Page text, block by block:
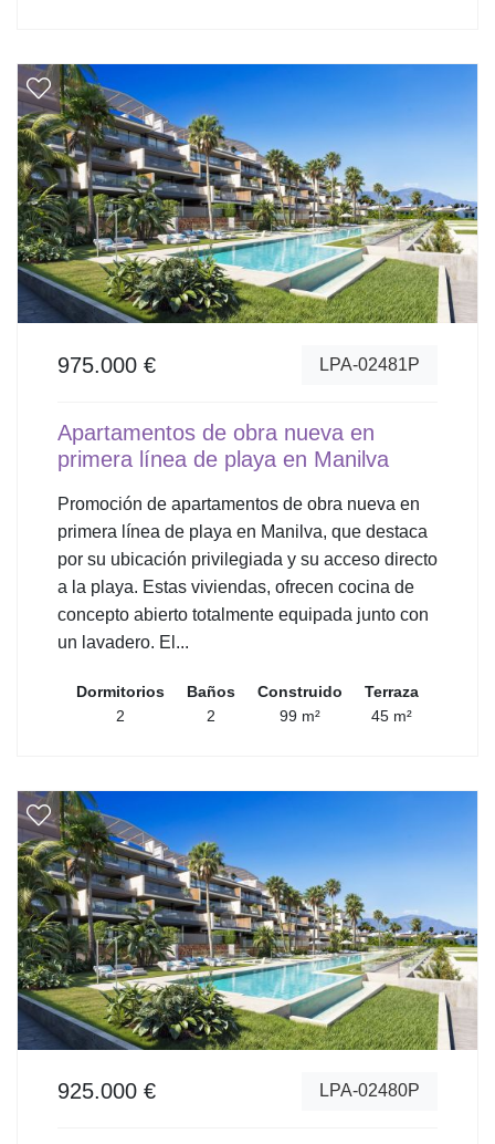
975.000 € LPA-02481P
Apartamentos de obra nueva en
primera línea de playa en Manilva
Promoción de apartamentos de obra nueva en
primera línea de playa en Manilva, que destaca
por su ubicación privilegiada y su acceso directo
a la playa. Estas viviendas, ofrecen cocina de
concepto abierto totalmente equipada junto con
un lavadero. El...
Dormitorios
2
Baños
2
Construido
99 m²
Terraza
45 m²
925.000 € LPA-02480P